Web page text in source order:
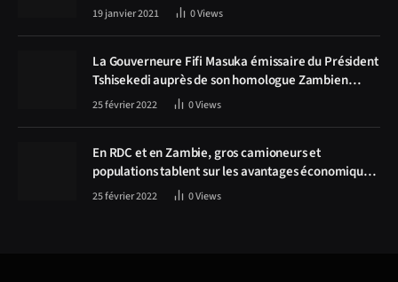
19 janvier 2021 0Views
La Gouverneure Fifi Masuka émissaire du Président
Tshisekedi auprès de son homologue Zambien
Hichilema, la construction de la route Kolwezi -
25 février 2022 0Views
En RDC et en Zambie, gros camioneurs et
populations tablent sur les avantages économiques
de la route Kolwezi-Solwezi
25 février 2022 0Views